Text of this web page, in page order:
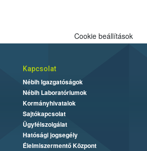
Cookie beállítások
Kapcsolat
Nébih Igazgatóságok
Nébih Laboratóriumok
Kormányhivatalok
Sajtókapcsolat
Ügyfélszolgálat
Hatósági jogsegély
Élelmiszermentő Központ